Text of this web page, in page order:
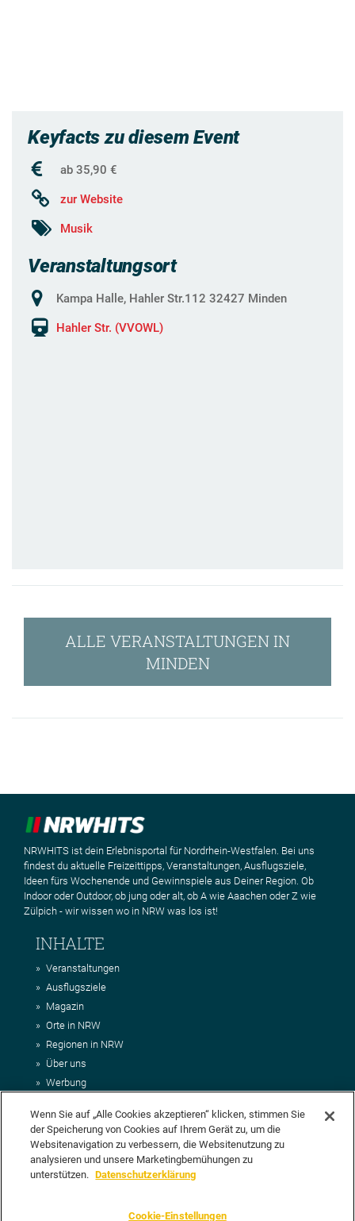
Keyfacts zu diesem Event
ab 35,90 €
zur Website
Musik
Veranstaltungsort
Kampa Halle, Hahler Str.112 32427 Minden
Hahler Str. (VVOWL)
ALLE VERANSTALTUNGEN IN
MINDEN
NRWHITS ist dein Erlebnisportal für Nordrhein-Westfalen. Bei uns
findest du aktuelle Freizeittipps, Veranstaltungen, Ausflugsziele,
Ideen fürs Wochenende und Gewinnspiele aus Deiner Region. Ob
Indoor oder Outdoor, ob jung oder alt, ob A wie Aaachen oder Z wie
Zülpich - wir wissen wo in NRW was los ist!
INHALTE
Veranstaltungen
Ausflugsziele
Magazin
Orte in NRW
Regionen in NRW
Über uns
Werbung
Impressum
AGB
Datenschutz
DEIN VORSCHLAG FÜR NRWHITS
vorschlagen? Klasse, dann nutze doch einfach
Wenn Sie auf „Alle Cookies akzeptieren“ klicken, stimmen Sie
der Speicherung von Cookies auf Ihrem Gerät zu, um die
Websitenavigation zu verbessern, die Websitenutzung zu
analysieren und unsere Marketingbemühungen zu
unterstützen. Datenschutzerklärung
Cookie-Einstellungen